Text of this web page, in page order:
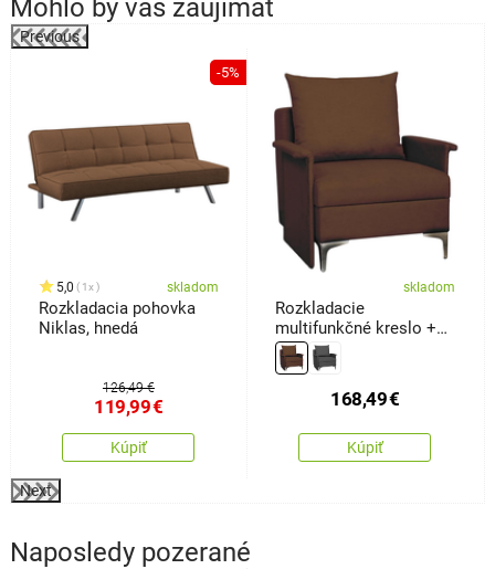
Mohlo by vás zaujímať
Previous
-5%
5,0 1x skladom
Rozkladacia pohovka
Niklas, hnedá
126,49 €
119,99€
Kúpiť
skladom
Rozkladacie
multifunkčné kreslo +
posteľ Baron,hnedá
168,49€
Kúpiť
Next
Naposledy pozerané